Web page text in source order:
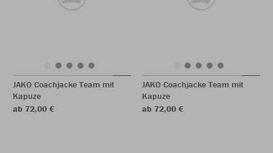
JAKO Coachjacke Team mit
Kapuze
ab 72,00 €
JAKO Coachjacke Team mit
Kapuze
ab 72,00 €